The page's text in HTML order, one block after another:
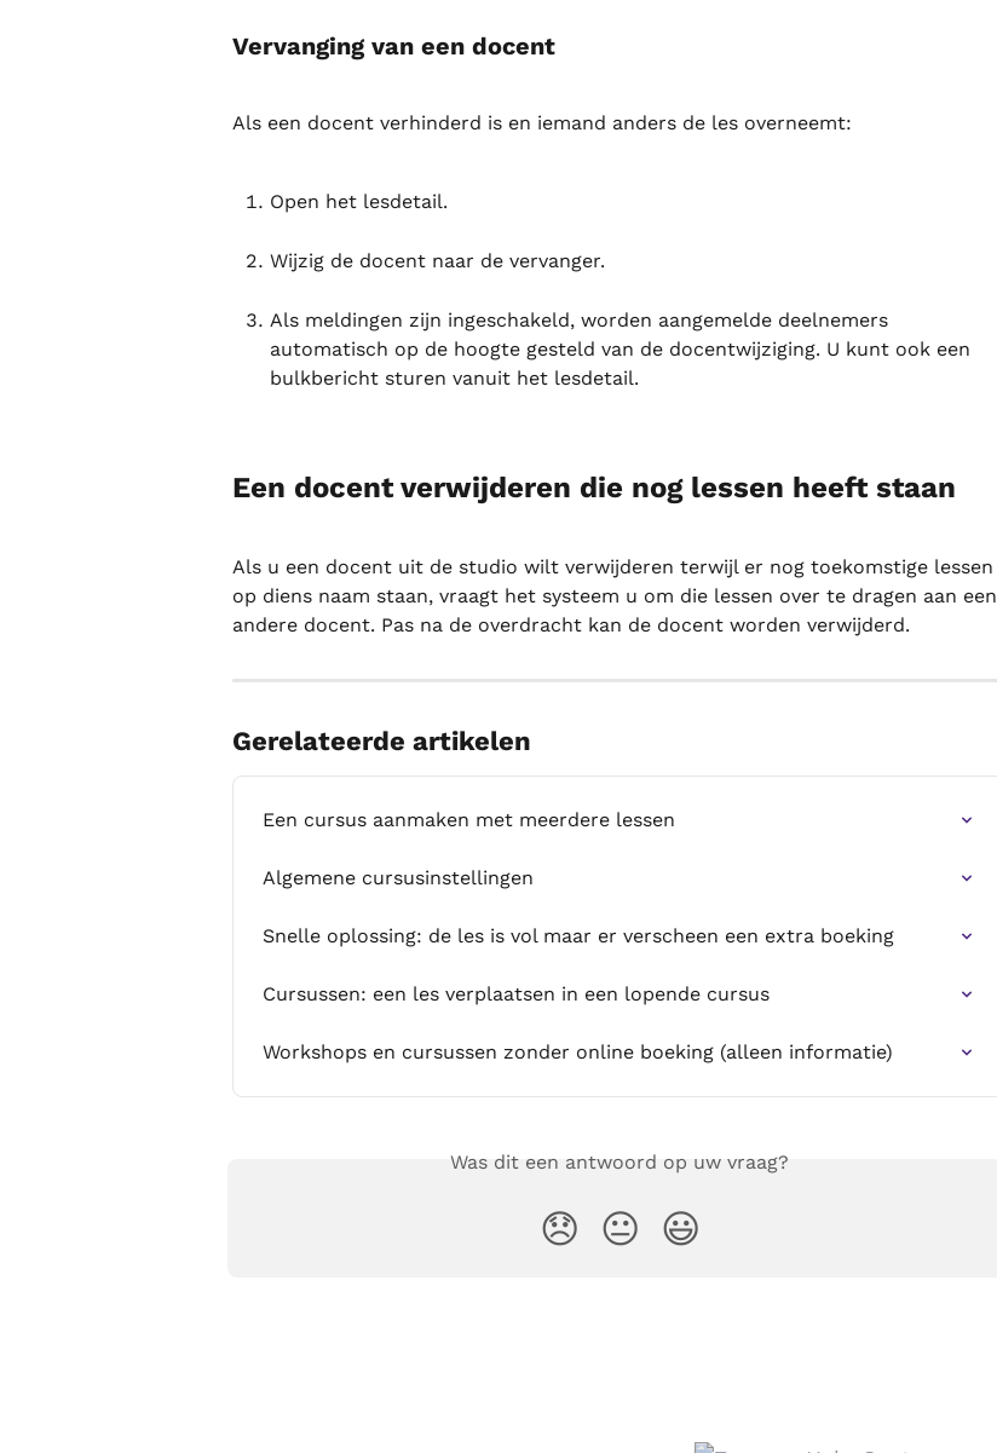
Vervanging van een docent
Als een docent verhinderd is en iemand anders de les overneemt:
Open het lesdetail.
Wijzig de docent naar de vervanger.
Als meldingen zijn ingeschakeld, worden aangemelde deelnemers
automatisch op de hoogte gesteld van de docentwijziging. U kunt ook een
bulkbericht sturen vanuit het lesdetail.
Een docent verwijderen die nog lessen heeft staan
Als u een docent uit de studio wilt verwijderen terwijl er nog toekomstige lessen
op diens naam staan, vraagt het systeem u om die lessen over te dragen aan een
andere docent. Pas na de overdracht kan de docent worden verwijderd.
Gerelateerde artikelen
Een cursus aanmaken met meerdere lessen
Algemene cursusinstellingen
Snelle oplossing: de les is vol maar er verscheen een extra boeking
Cursussen: een les verplaatsen in een lopende cursus
Workshops en cursussen zonder online boeking (alleen informatie)
Was dit een antwoord op uw vraag?
😞 😐 😃